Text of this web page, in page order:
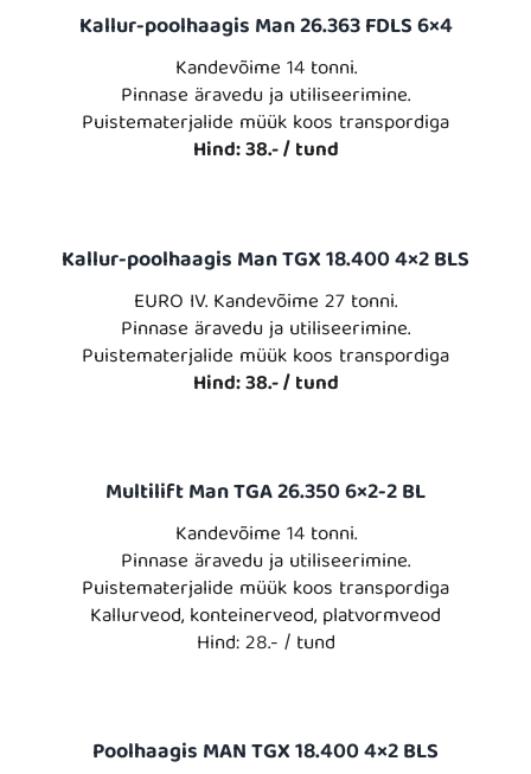
Kallur-poolhaagis Man 26.363 FDLS 6×4
Kandevõime 14 tonni.
Pinnase äravedu ja utiliseerimine.
Puistematerjalide müük koos transpordiga
Hind: 38.- / tund
Kallur-poolhaagis Man TGX 18.400 4×2 BLS
EURO IV. Kandevõime 27 tonni.
Pinnase äravedu ja utiliseerimine.
Puistematerjalide müük koos transpordiga
Hind: 38.- / tund
Multilift Man TGA 26.350 6×2-2 BL
Kandevõime 14 tonni.
Pinnase äravedu ja utiliseerimine.
Puistematerjalide müük koos transpordiga
Kallurveod, konteinerveod, platvormveod
Hind: 28.- / tund
Poolhaagis MAN TGX 18.400 4×2 BLS